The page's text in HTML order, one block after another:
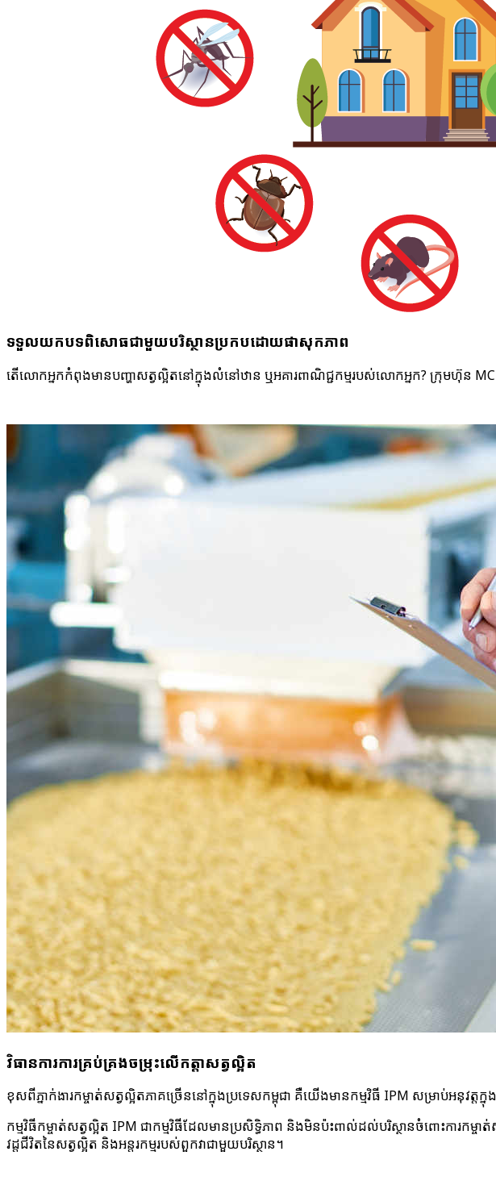
ទទួលយក​បទពិសោធ​ជាមួយ​បរិស្ថាន​ប្រកបដោយ​ផាសុកភាព
តើ​លោកអ្នក​កំពុង​មាន​បញ្ហា​សត្វល្អិត​នៅ​ក្នុង​លំនៅឋាន ឬអគារ​ពាណិជ្ជកម្ម​របស់​លោកអ្នក? ក្រុមហ៊ុន
វិធានការ​ការគ្រប់គ្រង​ចម្រុះលើ​កត្តា​សត្វល្អិត
ខុសពី​ភ្នាក់ងារ​កម្ចាត់​សត្វល្អិត​ភាគ​ច្រើន​នៅក្នុង​ប្រទេស​កម្ពុជា គឺយើង​មាន​កម្មវិធី IPM សម្រាប់​អនុវត្ត​ក្នុ
កម្មវិធី​កម្ចាត់​សត្វល្អិត IPM ជា​កម្មវិធី​ដែល​មាន​ប្រសិទ្ធិភាព និង​មិន​ប៉ះពាល់​ដល់​បរិស្ថាន​ចំពោះ​ការ​កម្ច
វដ្តជីវិត​នៃ​សត្វល្អិត និង​អន្តរកម្ម​របស់​ពួកវា​ជាមួយ​បរិស្ថាន។